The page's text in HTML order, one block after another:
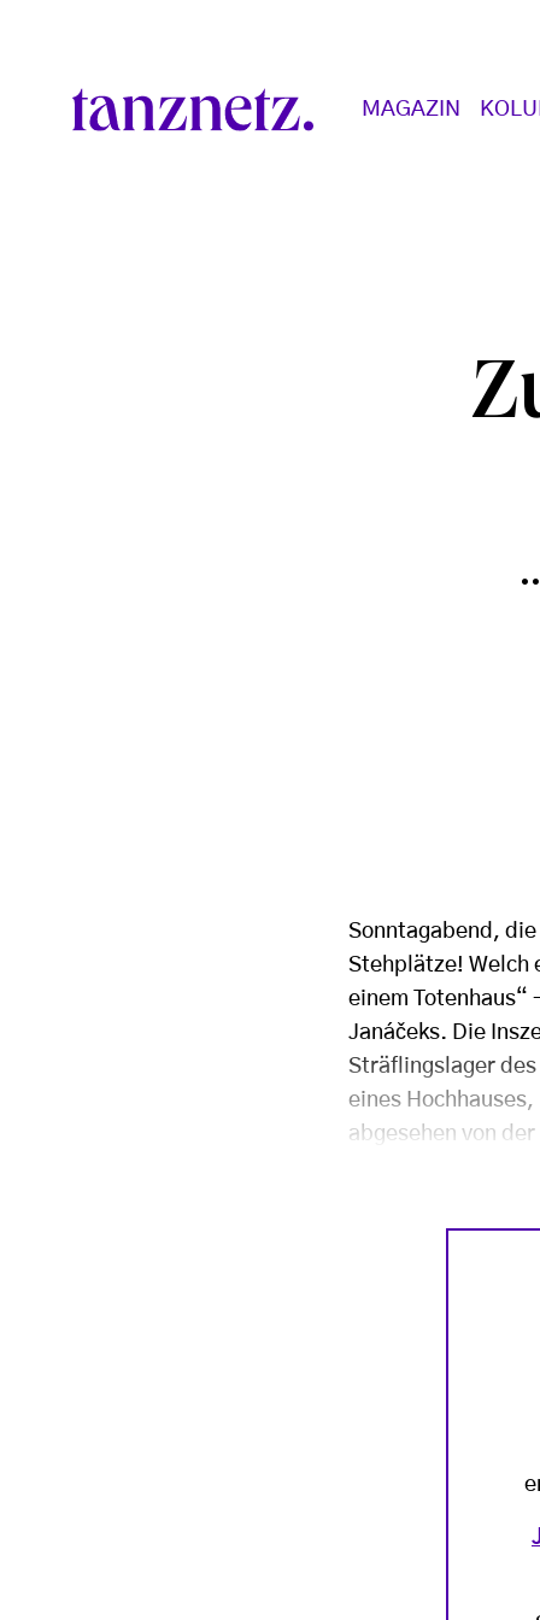
Main navigation
MAGAZIN
Sonntagabend,
Stehplätze! Welch
einem
Janáčeks. Die
Sträflingslager
eines
abgesehen von